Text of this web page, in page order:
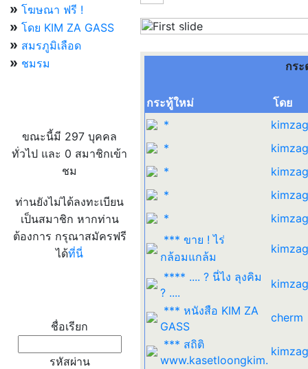
» โฆษณา ฟรี !
» โดย KIM ZA GASS
» สมรภูมิเลือด
» ชมรม
ขณะนี้มี 297 บุคคล
ทั่วไป และ 0 สมาชิกเข้า
ชม
ท่านยังไม่ได้ลงทะเบียน
เป็นสมาชิก หากท่าน
ต้องการ กรุณาสมัครฟรี
ได้ที่นี่
ชื่อเรียก
รหัสผ่าน
Previous
กร
กระทู้ใหม่
โดย
*
*
*
*
*
*** ขาย ! ไร่
กล้อมแกล้ม
**** .... ? นี่ไง ลุงคิม
? ....
*** หนังสือ KIM ZA
GASS
cherm
*** สถิติ
www.kasetloongkim.